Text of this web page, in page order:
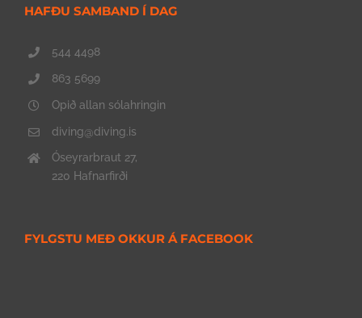
HAFÐU SAMBAND Í DAG
544 4498
863 5699
Opið allan sólahringin
diving@diving.is
Óseyrarbraut 27,
220 Hafnarfirði
FYLGSTU MEÐ OKKUR Á FACEBOOK